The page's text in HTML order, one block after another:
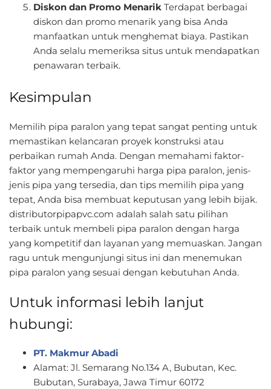
Diskon dan Promo Menarik Terdapat berbagai
diskon dan promo menarik yang bisa Anda
manfaatkan untuk menghemat biaya. Pastikan
Anda selalu memeriksa situs untuk mendapatkan
penawaran terbaik.
Kesimpulan
Memilih pipa paralon yang tepat sangat penting untuk
memastikan kelancaran proyek konstruksi atau
perbaikan rumah Anda. Dengan memahami faktor-
faktor yang mempengaruhi harga pipa paralon, jenis-
jenis pipa yang tersedia, dan tips memilih pipa yang
tepat, Anda bisa membuat keputusan yang lebih bijak.
distributorpipapvc.com adalah salah satu pilihan
terbaik untuk membeli pipa paralon dengan harga
yang kompetitif dan layanan yang memuaskan. Jangan
ragu untuk mengunjungi situs ini dan menemukan
pipa paralon yang sesuai dengan kebutuhan Anda.
Untuk informasi lebih lanjut
hubungi:
PT. Makmur Abadi
Alamat: Jl. Semarang No.134 A, Bubutan, Kec.
Bubutan, Surabaya, Jawa Timur 60172